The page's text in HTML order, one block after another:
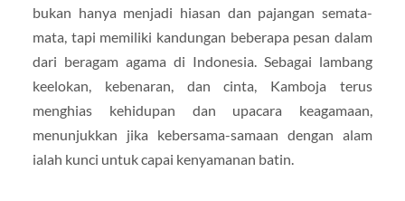
bukan hanya menjadi hiasan dan pajangan semata-
mata, tapi memiliki kandungan beberapa pesan dalam
dari beragam agama di Indonesia. Sebagai lambang
keelokan, kebenaran, dan cinta, Kamboja terus
menghias kehidupan dan upacara keagamaan,
menunjukkan jika kebersama-samaan dengan alam
ialah kunci untuk capai kenyamanan batin.